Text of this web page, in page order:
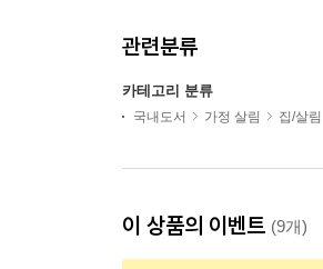
관련분류
카테고리 분류
국내도서 가정 살림 집/살림
이 상품의 이벤트 (9개)